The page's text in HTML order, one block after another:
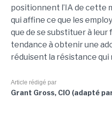
positionnent l’IA de cette
qui affine ce que les
que de se substituer à leur
tendance à obtenir une
réduisent la résistance
Article rédigé par
Grant Gross, CIO (adapté